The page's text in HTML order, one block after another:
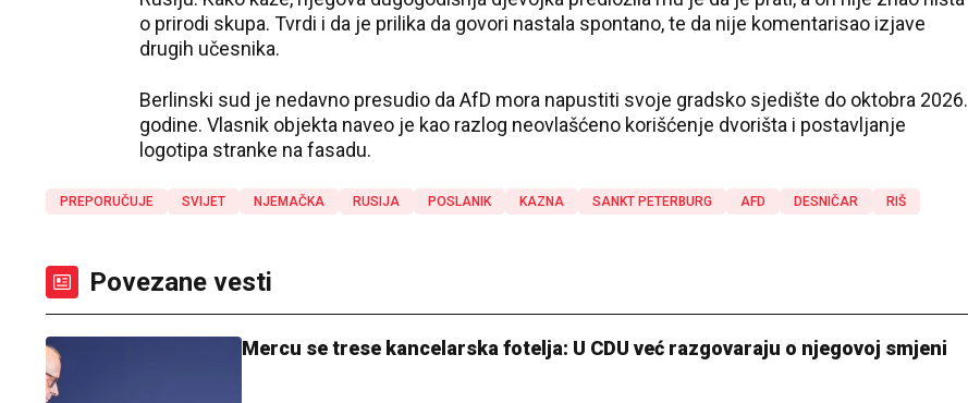
o prirodi skupa. Tvrdi i da je prilika da govori nastala spontano, te da nije komentarisao izjave
drugih učesnika.
Berlinski sud je nedavno presudio da AfD mora napustiti svoje gradsko sjedište do oktobra 2026.
godine. Vlasnik objekta naveo je kao razlog neovlašćeno korišćenje dvorišta i postavljanje
logotipa stranke na fasadu.
PREPORUČUJE SVIJET NJEMAČKA RUSIJA POSLANIK KAZNA SANKT PETERBURG AFD DESNIČAR RIŠ
Povezane vesti
Mercu se trese kancelarska fotelja: U CDU već razgovaraju o njegovoj smjeni